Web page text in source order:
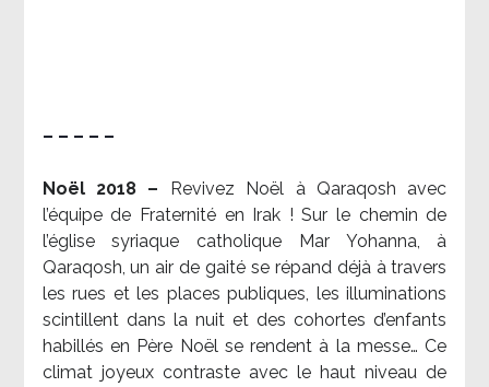
– – – – –
Noël 2018 –
Revivez Noël à Qaraqosh avec
l’équipe de Fraternité en Irak ! Sur le chemin de
l’église syriaque catholique Mar Yohanna, à
Qaraqosh, un air de gaité se répand déjà à travers
les rues et les places publiques, les illuminations
scintillent dans la nuit et des cohortes d’enfants
habillés en Père Noël se rendent à la messe… Ce
climat joyeux contraste avec le haut niveau de